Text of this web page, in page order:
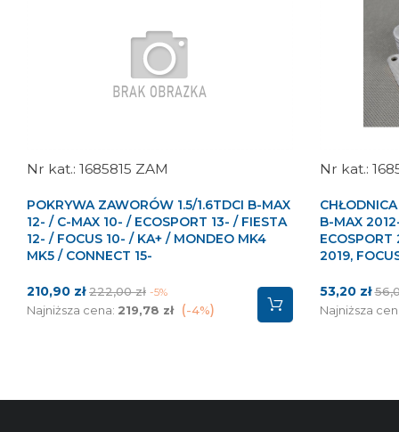
1685815 ZAM
POKRYWA ZAWORÓW 1.5/1.6TDCI B-MAX
12- / C-MAX 10- / ECOSPORT 13- / FIESTA
12- / FOCUS 10- / KA+ / MONDEO MK4
MK5 / CONNECT 15-
Cena
210,90 zł Cena
podstawowa
222,00 zł -5%
Najniższa cena: 219,78 zł -4%
B-MAX
2019,
Cena
53,20 zł
Najniższa